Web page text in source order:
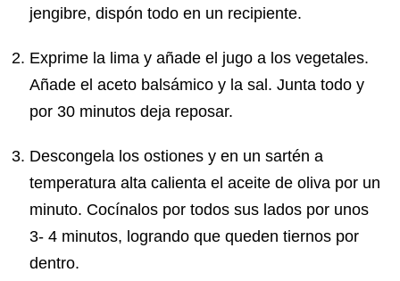
jengibre, dispón todo en un recipiente.
Exprime la lima y añade el jugo a los vegetales.
Añade el aceto balsámico y la sal. Junta todo y
por 30 minutos deja reposar.
Descongela los ostiones y en un sartén a
temperatura alta calienta el aceite de oliva por un
minuto. Cocínalos por todos sus lados por unos
3- 4 minutos, logrando que queden tiernos por
dentro.